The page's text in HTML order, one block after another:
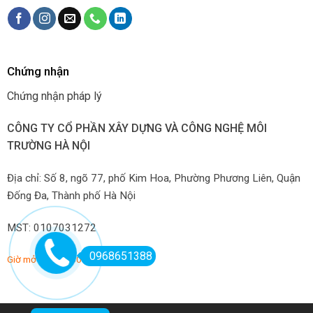
Chứng nhận
Chứng nhận pháp lý
CÔNG TY CỔ PHẦN XÂY DỰNG VÀ CÔNG NGHỆ MÔI
TRƯỜNG HÀ NỘI
Địa chỉ: Số 8, ngõ 77, phố Kim Hoa, Phường Phương Liên, Quận
Đống Đa, Thành phố Hà Nội
MST: 0107031272
Giờ mở hàng: 7:00-22:00 hàng ngày
0968651388